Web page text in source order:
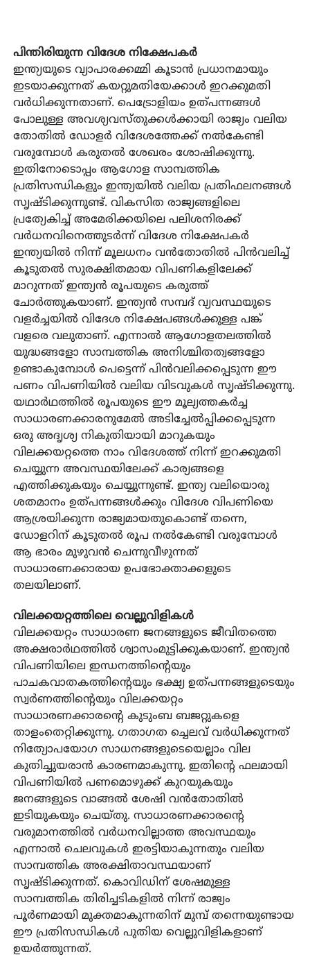
പിന്തിരിയുന്ന വിദേശ നിക്ഷേപകര്‍
ഇന്ത്യയുടെ വ്യാപാരക്കമ്മി കൂടാന്‍ പ്രധാനമായും
ഇടയാക്കുന്നത് കയറ്റുമതിയേക്കാള്‍ ഇറക്കുമതി
വര്‍ധിക്കുന്നതാണ്. പെട്രോളിയം ഉത്പന്നങ്ങള്‍
പോലുള്ള അവശ്യവസ്തുക്കള്‍ക്കായി രാജ്യം വലിയ
തോതില്‍ ഡോളര്‍ വിദേശത്തേക്ക് നല്‍കേണ്ടി
വരുമ്പോള്‍ കരുതല്‍ ശേഖരം ശോഷിക്കുന്നു.
ഇതിനോടൊപ്പം ആഗോള സാമ്പത്തിക
പ്രതിസന്ധികളും ഇന്ത്യയില്‍ വലിയ പ്രതിഫലനങ്ങള്‍
സൃഷ്ടിക്കുന്നുണ്ട്. വികസിത രാജ്യങ്ങളിലെ
പ്രത്യേകിച്ച് അമേരിക്കയിലെ പലിശനിരക്ക്
വര്‍ധനവിനെത്തുടര്‍ന്ന് വിദേശ നിക്ഷേപകര്‍
ഇന്ത്യയില്‍ നിന്ന് മൂലധനം വന്‍തോതില്‍ പിന്‍വലിച്ച്
കൂടുതല്‍ സുരക്ഷിതമായ വിപണികളിലേക്ക്
മാറുന്നത് ഇന്ത്യന്‍ രൂപയുടെ കരുത്ത്
ചോര്‍ത്തുകയാണ്. ഇന്ത്യന്‍ സമ്പദ് വ്യവസ്ഥയുടെ
വളര്‍ച്ചയില്‍ വിദേശ നിക്ഷേപങ്ങള്‍ക്കുള്ള പങ്ക്
വളരെ വലുതാണ്. എന്നാല്‍ ആഗോളതലത്തില്‍
യുദ്ധങ്ങളോ സാമ്പത്തിക അനിശ്ചിതത്വങ്ങളോ
ഉണ്ടാകുമ്പോള്‍ പെട്ടെന്ന് പിന്‍വലിക്കപ്പെടുന്ന ഈ
പണം വിപണിയില്‍ വലിയ വിടവുകള്‍ സൃഷ്ടിക്കുന്നു.
യഥാര്‍ഥത്തില്‍ രൂപയുടെ ഈ മൂല്യത്തകര്‍ച്ച
സാധാരണക്കാരനുമേല്‍ അടിച്ചേല്‍പ്പിക്കപ്പെടുന്ന
ഒരു അദൃശ്യ നികുതിയായി മാറുകയും
വിലക്കയറ്റത്തെ നാം വിദേശത്ത് നിന്ന് ഇറക്കുമതി
ചെയ്യുന്ന അവസ്ഥയിലേക്ക് കാര്യങ്ങളെ
എത്തിക്കുകയും ചെയ്യുന്നുണ്ട്. ഇന്ത്യ വലിയൊരു
ശതമാനം ഉത്പന്നങ്ങള്‍ക്കും വിദേശ വിപണിയെ
ആശ്രയിക്കുന്ന രാജ്യമായതുകൊണ്ട് തന്നെ,
ഡോളറിന് കൂടുതല്‍ രൂപ നല്‍കേണ്ടി വരുമ്പോള്‍
ആ ഭാരം മുഴുവന്‍ ചെന്നുവീഴുന്നത്
സാധാരണക്കാരായ ഉപഭോക്താക്കളുടെ
തലയിലാണ്.
വിലക്കയറ്റത്തിലെ വെല്ലുവിളികള്‍
വിലക്കയറ്റം സാധാരണ ജനങ്ങളുടെ ജീവിതത്തെ
അക്ഷരാര്‍ഥത്തില്‍ ശ്വാസംമുട്ടിക്കുകയാണ്. ഇന്ത്യന്‍
വിപണിയിലെ ഇന്ധനത്തിന്റെയും
പാചകവാതകത്തിന്റെയും ഭക്ഷ്യ ഉത്പന്നങ്ങളുടെയും
സ്വര്‍ണത്തിന്റെയും വിലക്കയറ്റം
സാധാരണക്കാരന്റെ കുടുംബ ബജറ്റുകളെ
താളംതെറ്റിക്കുന്നു. ഗതാഗത ച്ചെലവ് വര്‍ധിക്കുന്നത്
നിത്യോപയോഗ സാധനങ്ങളുടെയെല്ലാം വില
കുതിച്ചുയരാന്‍ കാരണമാകുന്നു. ഇതിന്റെ ഫലമായി
വിപണിയില്‍ പണമൊഴുക്ക് കുറയുകയും
ജനങ്ങളുടെ വാങ്ങല്‍ ശേഷി വന്‍തോതില്‍
ഇടിയുകയും ചെയ്തു. സാധാരണക്കാരന്റെ
വരുമാനത്തില്‍ വര്‍ധനവില്ലാത്ത അവസ്ഥയും
എന്നാല്‍ ചെലവുകള്‍ ഇരട്ടിയാകുന്നതും വലിയ
സാമ്പത്തിക അരക്ഷിതാവസ്ഥയാണ്
സൃഷ്ടിക്കുന്നത്. കൊവിഡിന് ശേഷമുള്ള
സാമ്പത്തിക തിരിച്ചടികളില്‍ നിന്ന് രാജ്യം
പൂര്‍ണമായി മുക്തമാകുന്നതിന് മുമ്പ് തന്നെയുണ്ടായ
ഈ പ്രതിസന്ധികള്‍ പുതിയ വെല്ലുവിളികളാണ്
ഉയര്‍ത്തുന്നത്.